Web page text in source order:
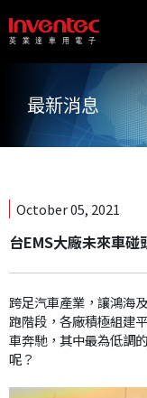
最新消息
October 05, 2021
台EMS大廠未來車
跨足汽車產業，讓鴻海
跑階段，各廠積極組建
車奔馳，其中最為低調
呢？